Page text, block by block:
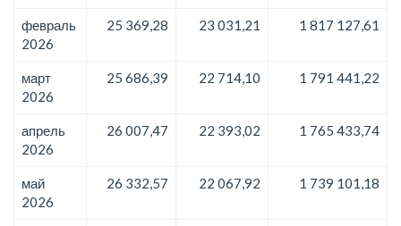
февраль
2026
25 369,28 23 031,21 1 817 127,61
март
2026
25 686,39 22 714,10 1 791 441,22
апрель
2026
26 007,47 22 393,02 1 765 433,74
май
2026
26 332,57 22 067,92 1 739 101,18